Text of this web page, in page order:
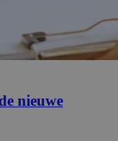
nieuwe